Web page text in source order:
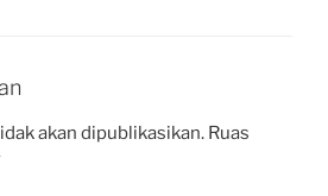
akan dipublikasikan. Ruas